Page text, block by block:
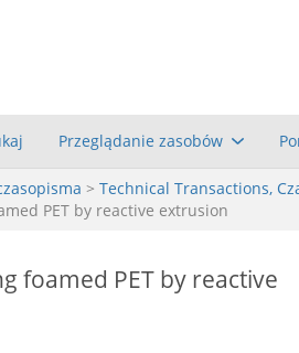
Przeglądanie zasobów
> Technical Transactions,
PET by reactive extrusion
foamed PET by reactive